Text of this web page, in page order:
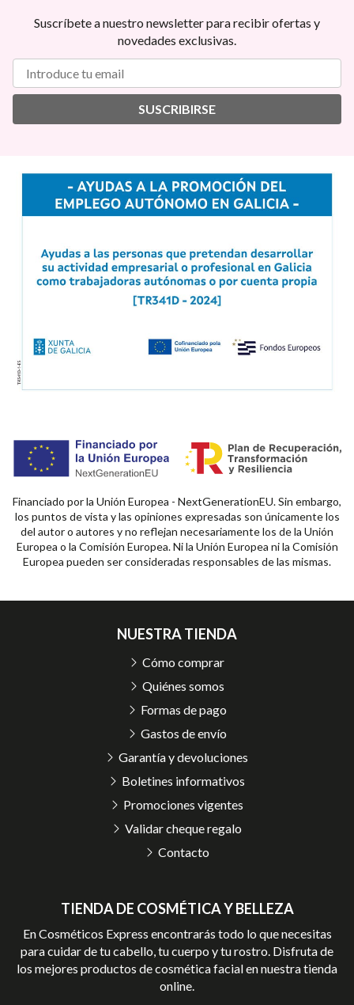
Suscríbete a nuestro newsletter para recibir ofertas y
novedades exclusivas.
SUSCRIBIRSE
Financiado por la Unión Europea - NextGenerationEU. Sin embargo,
los puntos de vista y las opiniones expresadas son únicamente los
del autor o autores y no reflejan necesariamente los de la Unión
Europea o la Comisión Europea. Ni la Unión Europea ni la Comisión
Europea pueden ser consideradas responsables de las mismas.
TIENDA DE COSMÉTICA Y BELLEZA
En Cosméticos Express encontrarás todo lo que necesitas
para cuidar de tu cabello, tu cuerpo y tu rostro. Disfruta de
los mejores productos de cosmética facial en nuestra tienda
online.
NUESTRA TIENDA
Cómo comprar
Quiénes somos
Formas de pago
Gastos de envío
Garantía y devoluciones
Boletines informativos
Promociones vigentes
Validar cheque regalo
Contacto